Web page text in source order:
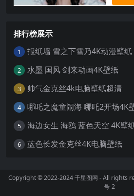
排行榜展示
1 报纸墙 雪之下雪乃4K动漫壁纸
2 水墨 国风 剑来动画4K壁纸
3 帅气金克丝4k电脑壁纸超清
4 哪吒之魔童闹海 哪吒2开场4K
5 海边女生 海鸥 蓝色天空 4K壁
6 蓝色长发金克丝4K电脑壁纸
Copyright © 2022-2024千星图网 - All rights
号-2